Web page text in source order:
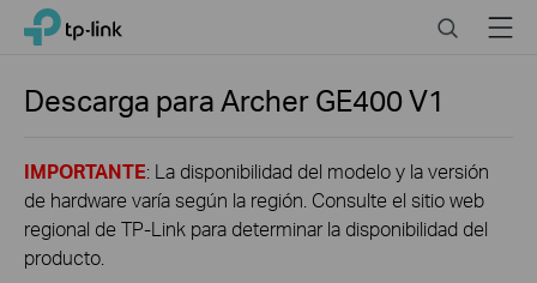
Click
navigation
TP-Link, Reliably Smart SearchMenu
Descarga paraArcher GE400V1
IMPORTANTE: La disponibilidad del modelo y la versión
de hardware varía según la región. Consulte el sitio web
regional de TP-Link para determinar la disponibilidad del
producto.